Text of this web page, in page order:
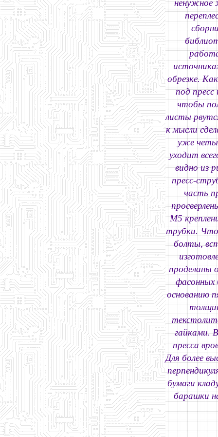
ненужное
обрезке.
под
чтобы
листы
к мысли
уже
уходит
видно из
пресс-
часть
M5
трубки.
болты,
проделаны
фасонных
основанию
гайками.
пресса
Для более
бумаги
барашки